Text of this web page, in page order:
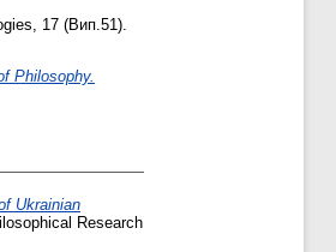
17 (Вип.51).
Philosophy.
Ukrainian
Research